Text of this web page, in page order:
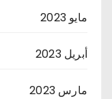
مايو 2023
أبريل 2023
مارس 2023